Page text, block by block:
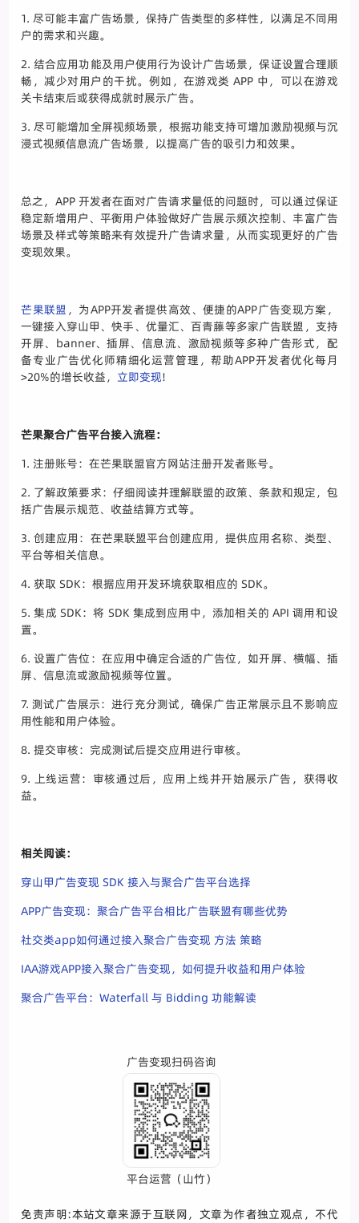
1. 尽可能丰富广告场景，保持广告类型的多样性，以满足不同用
户的需求和兴趣。
2. 结合应用功能及用户使用行为设计广告场景，保证设置合理顺
畅，减少对用户的干扰。例如，在游戏类 APP 中，可以在游戏
关卡结束后或获得成就时展示广告。
3. 尽可能增加全屏视频场景，根据功能支持可增加激励视频与沉
浸式视频信息流广告场景，以提高广告的吸引力和效果。
总之，APP 开发者在面对广告请求量低的问题时，可以通过保证
稳定新增用户、平衡用户体验做好广告展示频次控制、丰富广告
场景及样式等策略来有效提升广告请求量，从而实现更好的广告
变现效果。
芒果联盟 ，为APP开发者提供高效、便捷的APP广告变现方案，
一键接入穿山甲、快手、优量汇、百青藤等多家广告联盟，支持
开屏、banner、插屏、信息流、激励视频等多种广告形式，配
备专业广告优化师精细化运营管理，帮助APP开发者优化每月
>20%的增长收益， 立即变现!
芒果聚合广告平台接入流程：
1. 注册账号：在芒果联盟官方网站注册开发者账号。
2. 了解政策要求：仔细阅读并理解联盟的政策、条款和规定，包
括广告展示规范、收益结算方式等。
3. 创建应用：在芒果联盟平台创建应用，提供应用名称、类型、
平台等相关信息。
4. 获取 SDK：根据应用开发环境获取相应的 SDK。
5. 集成 SDK：将 SDK 集成到应用中，添加相关的 API 调用和设
置。
6. 设置广告位：在应用中确定合适的广告位，如开屏、横幅、插
屏、信息流或激励视频等位置。
7. 测试广告展示：进行充分测试，确保广告正常展示且不影响应
用性能和用户体验。
8. 提交审核：完成测试后提交应用进行审核。
9. 上线运营：审核通过后，应用上线并开始展示广告，获得收
益。
相关阅读：
穿山甲广告变现 SDK 接入与聚合广告平台选择
APP广告变现：聚合广告平台相比广告联盟有哪些优势
社交类app如何通过接入聚合广告变现 方法 策略
IAA游戏APP接入聚合广告变现，如何提升收益和用户体验
聚合广告平台：Waterfall 与 Bidding 功能解读
广告变现扫码咨询
平台运营（山竹）
免责声明:本站文章来源于互联网，文章为作者独立观点，不代